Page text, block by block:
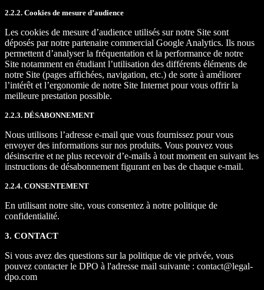
2.2.2. Cookies de mesure d’audience
Les cookies de mesure d’audience utilisés sur notre Site sont
déposés par notre partenaire commercial Google Analytics. Ils nous
permettent d’analyser la fréquentation et la performance de notre
Site notamment en étudiant l’utilisation des différents éléments de
notre Site (pages affichées, navigation, etc.) de sorte à améliorer
l’intérêt et l’ergonomie de notre Site Internet pour vous offrir la
meilleure prestation possible.
2.2.3. DÉSABONNEMENT
Nous utilisons l’adresse e-mail que vous fournissez pour vous
envoyer des informations sur nos produits. Vous pouvez vous
désinscrire et ne plus recevoir d’e-mails à tout moment en suivant les
instructions de désabonnement figurant en bas de chaque e-mail.
2.2.4. CONSENTEMENT
En utilisant notre site, vous consentez à notre politique de
confidentialité.
3. CONTACT
Si vous avez des questions sur la politique de vie privée, vous
pouvez contacter le DPO à l'adresse mail suivante : contact@legal-
dpo.com